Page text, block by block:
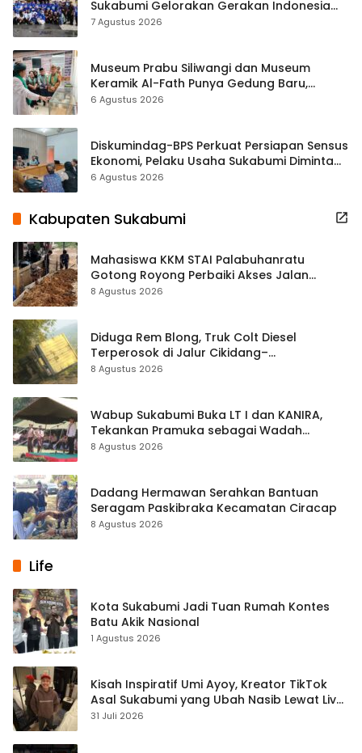
Sukabumi Gelorakan Gerakan Indonesia
ASRI Lewat Aksi Bersih Masjid Agung
7 Agustus 2026
Museum Prabu Siliwangi dan Museum
Keramik Al-Fath Punya Gedung Baru,
Hampir 500 Koleksi Dipisahkan
6 Agustus 2026
Diskumindag-BPS Perkuat Persiapan Sensus
Ekonomi, Pelaku Usaha Sukabumi Diminta
Terbuka Beri Data
6 Agustus 2026
Kabupaten Sukabumi
Mahasiswa KKM STAI Palabuhanratu
Gotong Royong Perbaiki Akses Jalan
Majelis Ta’lim di Sagaranten
8 Agustus 2026
Diduga Rem Blong, Truk Colt Diesel
Terperosok di Jalur Cikidang–
Palabuhanratu
8 Agustus 2026
Wabup Sukabumi Buka LT I dan KANIRA,
Tekankan Pramuka sebagai Wadah
Pembentukan Karakter
8 Agustus 2026
Dadang Hermawan Serahkan Bantuan
Seragam Paskibraka Kecamatan Ciracap
8 Agustus 2026
Life
Kota Sukabumi Jadi Tuan Rumah Kontes
Batu Akik Nasional
1 Agustus 2026
Kisah Inspiratif Umi Ayoy, Kreator TikTok
Asal Sukabumi yang Ubah Nasib Lewat Live
Streaming
31 Juli 2026